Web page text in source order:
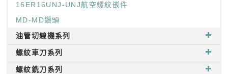
16ER16UNJ-UNJ航空螺紋嵌件
MD-MD鑽頭
油管切線機系列
螺紋車刀系列
螺紋銑刀系列